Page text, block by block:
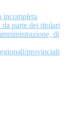
incompleta
parte dei titolari
di
provinciali